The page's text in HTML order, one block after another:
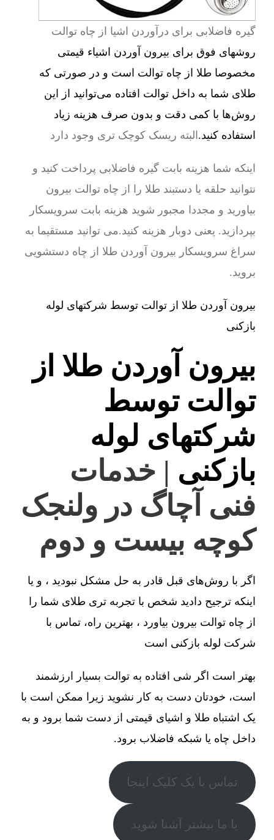
گیره فاضلابی برای درآوردن اشیا از چاه توالت
روشهای فوق برای بیرون آوردن اشیاء قیمتی
مخصوصا طلا از چاه توالت است و در صورتی که
طلای شما به داخل توالت افتاده می‌توانید از این
روش‌ها با کمی دقت و بدون صرف هزینه زیاد
استفاده کنید.البته ریسک کوچک تری وجود دارد
اینکه شما هزینه بابت گیره فاضلابی پرداخت کنید و
نتوانید حلقه یا دستبند طلا را از چاه توالت بیرون
بیاورید و مجددا مجبور شوید هزینه بابت سرویسکار
بپردازید. یعنی دوبار هزینه کنید.می توانید مستقیما به
سراغ سرویسکار بیرون آوردن طلا از چاه دستشویی
بروید.
بیرون آوردن طلا از توالت توسط شرکتهای لوله
بازکنی
بیرون آوردن طلا از
توالت توسط
شرکتهای لوله
بازکنی | خدمات
فنی آچاگ در ولنجک
کوچه بیست و دوم
اگر با روش‌های قبل قادر به حل مشکل نبودید ، و یا
اینکه ترجیح دادید شخص با تجربه تری طلای شما را
از چاه توالت بیرون بیاورد ، بهترین راه، تماس با
شرکت لوله بازکنی است
بهتر است اگر شی افتاده به توالت بسیار ارزشمند
است، خودتان دست به کار نشوید زیرا ممکن است با
یک اشتباه طلا و اشیای قیمتی از دست شما برود و به
داخل چاه یا شبکه فاضلاب برود.
تماس با یک کلیک اینجا
با ما بیشتر آشنا شوید